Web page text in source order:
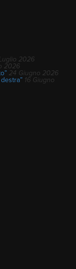
2026
2026
24 Giugno 2026
16 Giugno